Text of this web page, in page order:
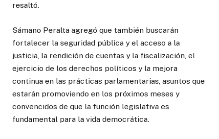
resaltó.
Sámano Peralta agregó que también buscarán
fortalecer la seguridad pública y el acceso a la
justicia, la rendición de cuentas y la fiscalización, el
ejercicio de los derechos políticos y la mejora
continua en las prácticas parlamentarias, asuntos que
estarán promoviendo en los próximos meses y
convencidos de que la función legislativa es
fundamental para la vida democrática.